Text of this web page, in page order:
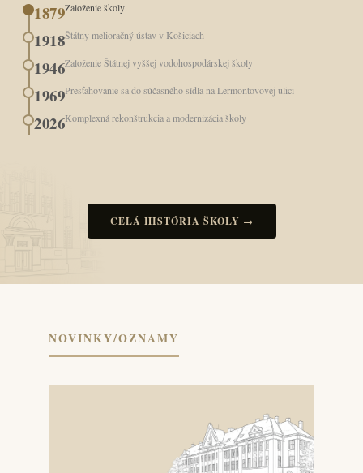
1879Založenie školy
1918Štátny melioračný ústav v Košiciach
1946Založenie Štátnej vyššej vodohospodárskej školy
1969Presťahovanie sa do súčasného sídla na Lermontovovej ulici
2026Komplexná rekonštrukcia a modernizácia školy
CELÁ HISTÓRIA ŠKOLY →
NOVINKY/OZNAMY